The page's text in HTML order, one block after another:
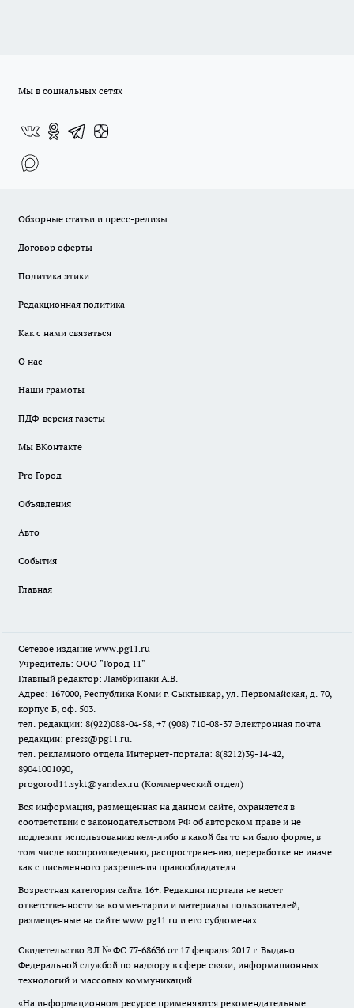
Мы в социальных сетях
Обзорные статьи и пресс-релизы
Договор оферты
Политика этики
Редакционная политика
Как с нами связаться
О нас
Наши грамоты
ПДФ-версия газеты
Мы ВКонтакте
Pro Город
Объявления
Авто
События
Главная
Сетевое издание www.pg11.ru
Учредитель: ООО "Город 11"
Главный редактор: Ламбринаки А.В.
Адрес: 167000, Республика Коми г. Сыктывкар, ул. Первомайская, д. 70,
корпус Б, оф. 503.
тел. редакции: 8(922)088-04-58, +7 (908) 710-08-37 Электронная почта
редакции: press@pg11.ru.
тел. рекламного отдела Интернет-портала: 8(8212)39-14-42,
89041001090,
progorod11.sykt@yandex.ru (Коммерческий отдел)
Вся информация, размещенная на данном сайте, охраняется в
соответствии с законодательством РФ об авторском праве и не
подлежит использованию кем-либо в какой бы то ни было форме, в
том числе воспроизведению, распространению, переработке не иначе
как с письменного разрешения правообладателя.
Возрастная категория сайта 16+. Редакция портала не несет
ответственности за комментарии и материалы пользователей,
размещенные на сайте www.pg11.ru и его субдоменах.
Свидетельство ЭЛ № ФС 77-68636 от 17 февраля 2017 г. Выдано
Федеральной службой по надзору в сфере связи, информационных
технологий и массовых коммуникаций
«На информационном ресурсе применяются рекомендательные